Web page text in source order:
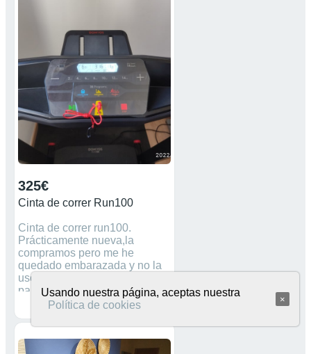
325€
Cinta de correr Run100
Cinta de correr run100.
Prácticamente nueva,la
compramos pero me he
quedado embarazada y no la
uso. Funciona fenomenal, y la
pantalla LCD muestra tiempo,
distancia, velocidad, cadencia,
calorías, lpm. La velocidad
máxima es de 14 km/h y tiene
10 programas de
Usando nuestra página, aceptas nuestra
Política de cookies
×